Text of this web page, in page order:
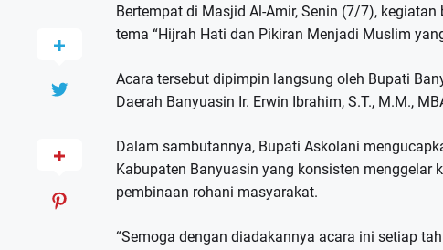
Bertempat di Masjid Al-Amir, Senin (7/7),
tema “Hijrah Hati dan Pikiran Menjadi Muslim
Acara tersebut dipimpin langsung oleh Bupati
Daerah Banyuasin Ir. Erwin Ibrahim, S.T., M.M.,
Dalam sambutannya, Bupati Askolani
Kabupaten Banyuasin yang konsisten
pembinaan rohani masyarakat.
“Semoga dengan diadakannya acara ini setiap